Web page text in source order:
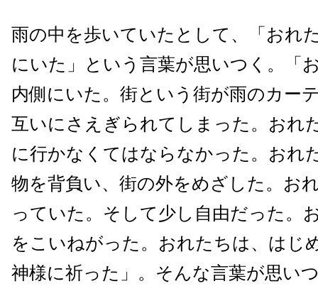
雨の中を歩いていたとして、「おれ
にいた」という言葉が思いつく。「
内側にいた。街という街が雨のカー
互いにさえぎられてしまった。おれ
に行かなくてはならなかった。おれ
物を背負い、街の外をめざした。お
っていた。そして少し自由だった。
をこいねがった。おれたちは、はじ
神様に祈った」。そんな言葉が思い